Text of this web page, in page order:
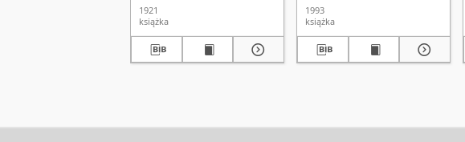
1921
książka
1993
książka